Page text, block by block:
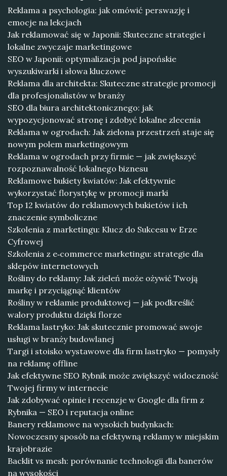
Reklama a psychologia: jak omówić perswazję i
emocje na lekcjach
Jak reklamować się w Japonii: Skuteczne strategie i
lokalne zwyczaje marketingowe
SEO w Japonii: optymalizacja pod japońskie
wyszukiwarki i słowa kluczowe
Reklama dla architekta: Skuteczne strategie promocji
dla profesjonalistów w branży
SEO dla biura architektonicznego: jak
wypozycjonować stronę i zdobyć lokalne zlecenia
Reklama w ogrodach: Jak zielona przestrzeń staje się
nowym polem marketingowym
Reklama w ogrodach przy firmie — jak zwiększyć
rozpoznawalność lokalnego biznesu
Reklamowe bukiety kwiatów: Jak efektywnie
wykorzystać florystykę w promocji marki
Top 12 kwiatów do reklamowych bukietów i ich
znaczenie symboliczne
Szkolenia z marketingu: Klucz do Sukcesu w Erze
Cyfrowej
Szkolenia z e‑commerce marketingu: strategie dla
sklepów internetowych
Rośliny do reklamy: Jak zieleń może ożywić Twoją
markę i przyciągnąć klientów
Rośliny w reklamie produktowej — jak podkreślić
walory produktu dzięki florze
Reklama lastryko: Jak skutecznie promować swoje
usługi w branży budowlanej
Targi i stoisko wystawowe dla firm lastryko — pomysły
na reklamę offline
Jak efektywne SEO Rybnik może zwiększyć widoczność
Twojej firmy w internecie
Jak zdobywać opinie i recenzje w Google dla firm z
Rybnika — SEO i reputacja online
Banery reklamowe na wysokich budynkach:
Nowoczesny sposób na efektywną reklamy w miejskim
krajobrazie
Backlit vs mesh: porównanie technologii dla banerów
na wysokości